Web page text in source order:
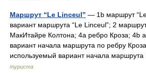
Маршрут “Le Linceul” — 1b маршрут
вариант маршрута “Le Linceul”; 2
МакИтайре Колтона; 4а ребро Кроза; 4b
вариант начала маршрута по ребру
используемый вариант начала
туриста